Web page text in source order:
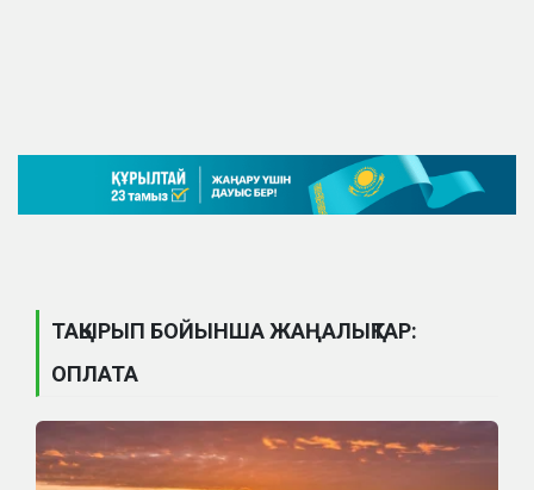
ТАҚЫРЫП БОЙЫНША ЖАҢАЛЫҚТАР:
ОПЛАТА